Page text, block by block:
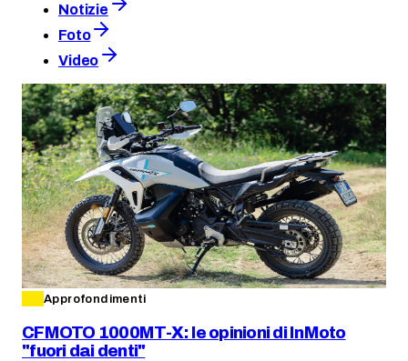
Notizie
Foto
Video
Approfondimenti
CFMOTO 1000MT-X: le opinioni di InMoto
"fuori dai denti"